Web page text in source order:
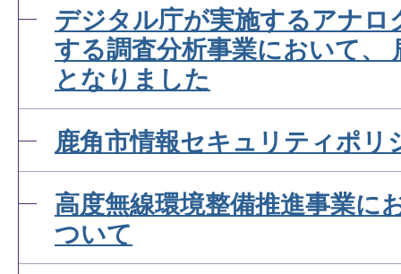
デジタル庁が実施するアナロ
する調査分析事業において、
となりました
鹿角市情報セキュリティポリ
高度無線環境整備推進事業に
ついて